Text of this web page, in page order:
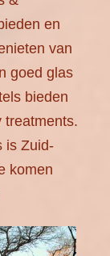
en
van
goed glas
bieden
treatments.
is Zuid-
komen